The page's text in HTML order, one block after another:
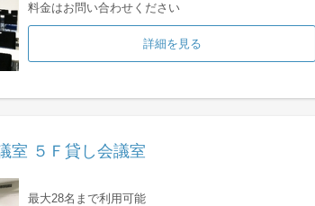
料金はお問い合わせください
詳細を見る
室 ５Ｆ貸し会議室
最大28名まで利用可能